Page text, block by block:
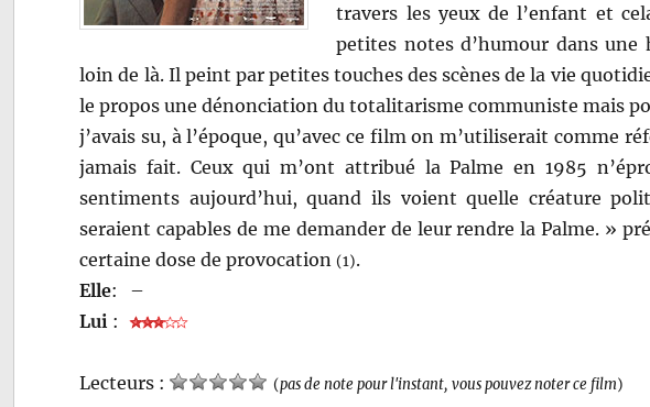
travers les yeux de l’enfant et
petites notes d’humour dans
loin de là. Il peint par petites touches des scènes de la vie
le propos une dénonciation du totalitarisme communiste mais
j’avais su, à l’époque, qu’avec ce film on m’utiliserait comme
jamais fait. Ceux qui m’ont attribué la Palme en 1985
sentiments aujourd’hui, quand ils voient quelle créature
seraient capables de me demander de leur rendre la Palme. »
certaine dose de provocation(1).
Elle:
–
Lui :
Lecteurs : (pas de note pour l'instant, vous pouvez noter ce film)